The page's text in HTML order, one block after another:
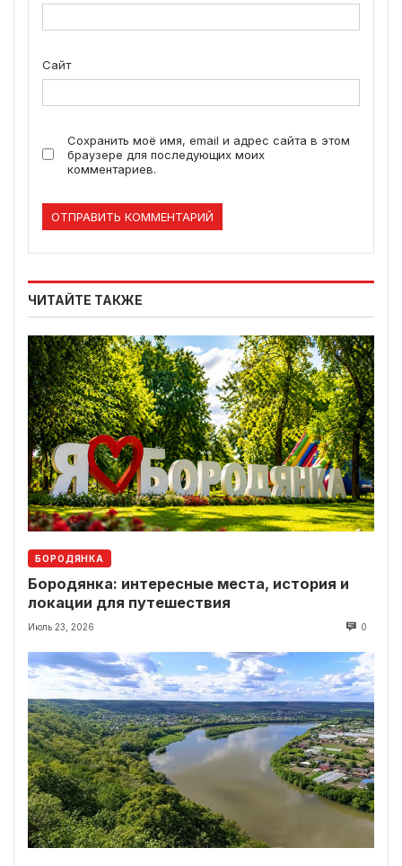
Сайт
Сохранить моё имя, email и адрес сайта в этом
браузере для последующих моих
комментариев.
ЧИТАЙТЕ ТАКЖЕ
БОРОДЯНКА
Бородянка: интересные места, история и
локации для путешествия
Июль 23, 2026 0